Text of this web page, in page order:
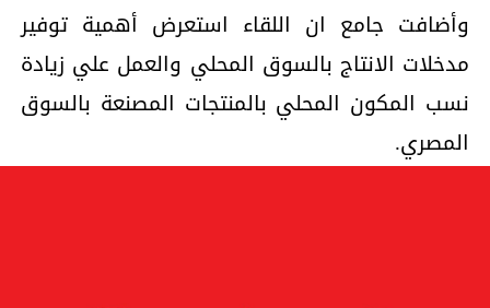
وأضافت جامع ان اللقاء استعرض أهمية توفير
مدخلات الانتاج بالسوق المحلي والعمل علي زيادة
نسب المكون المحلي بالمنتجات المصنعة بالسوق
المصري.